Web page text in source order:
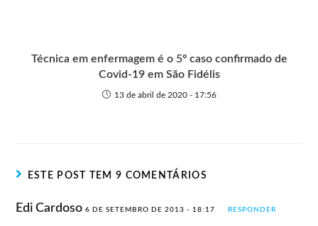
Técnica em enfermagem é o 5º caso confirmado de
Covid-19 em São Fidélis
13 de abril de 2020 - 17:56
ESTE POST TEM 9 COMENTÁRIOS
Edi Cardoso6 DE SETEMBRO DE 2013 - 18:17 RESPONDER